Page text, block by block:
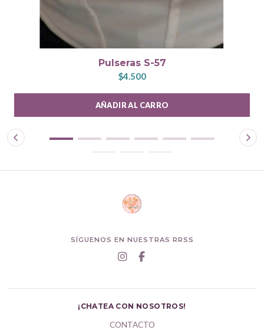
Pulseras S-57
$4.500
AÑADIR AL CARRO
SÍGUENOS EN NUESTRAS RRSS
¡CHATEA CON NOSOTROS!
CONTACTO